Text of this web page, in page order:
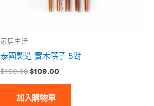
家居生活
泰國製造 實木筷子 5對
$159.00$109.00
加入購物車